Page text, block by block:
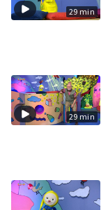
29 min
29 min